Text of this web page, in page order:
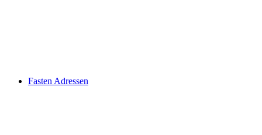
Fasten Adressen